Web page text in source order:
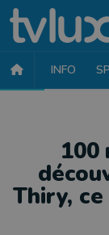
INFO
100
Thiry,